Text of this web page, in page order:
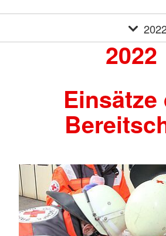
2022
Einsätze